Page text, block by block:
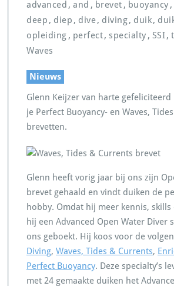
advanced , and , brevet , buoyancy ,
deep , diep , dive, diving, duik,
opleiding , perfect, specialty , SSI,
Waves
Nieuws
Glenn Keijzer van harte
je Perfect Buoyancy- en Waves,
brevetten.
Glenn heeft vorig jaar bij ons zijn
brevet gehaald en vindt duiken de
hobby. Omdat hij meer kennis,
hij een Advanced Open Water Diver
ons geboekt. Hij koos voor de
Diving, Waves, Tides & Currents,
Perfect Buoyancy. Deze specialty’s
met 24 gemaakte duiken het